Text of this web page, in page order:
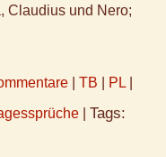
Claudius und Nero;
TB PL
Tags: